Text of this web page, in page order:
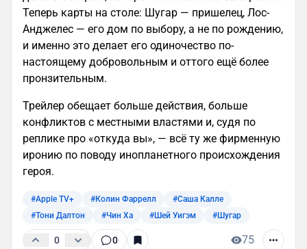
Теперь карты на столе: Шугар — пришелец, Лос-
Анджелес — его дом по выбору, а не по рождению,
и именно это делает его одиночество по-
настоящему добровольным и оттого ещё более
пронзительным.
Трейлер обещает больше действия, больше
конфликтов с местными властями и, судя по
реплике про «откуда вы», — всё ту же фирменную
иронию по поводу инопланетного происхождения
героя.
#Apple TV+ #Колин Фаррелл
#Саша Калле
#Тони Далтон
#Чин Ха #Шей Уигэм #Шугар
0 0 75